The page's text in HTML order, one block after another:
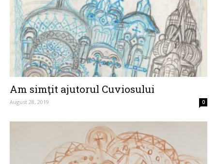
Am simţit ajutorul Cuviosului
August 28, 2019 0